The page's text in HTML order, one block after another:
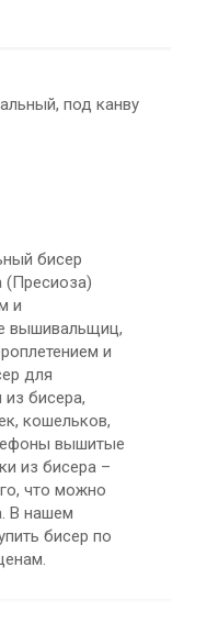
под канву
бисер
и
вышивальщиц,
и
для
бисера,
кошельков,
вышитые
из бисера –
что можно
В нашем
бисер по